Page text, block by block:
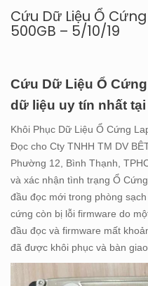
Cứu Dữ Liệu Ổ
500GB – 5/10/19
Cứu Dữ Liệu Ổ
dữ liệu uy tín nhất tại
Khôi Phục Dữ Liệu Ổ Cứng
Đọc cho Cty TNHH TM DV
Phường 12, Bình Thạnh,
và xác nhận tình trạng Ổ
đầu đọc mới trong phòng
cứng còn bị lỗi firmware do
đầu đọc và firmware mất
đã được khôi phục và bàn